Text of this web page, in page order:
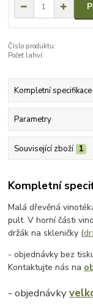
Číslo produktu:
Počet lahví:
Kompletní specifikace
Parametry
Související zboží 1
Kompletní
Malá dřevěná
pult. V horní části
držák na skleničky (
- objednávky bez
Kontaktujte nás na
- objednávky